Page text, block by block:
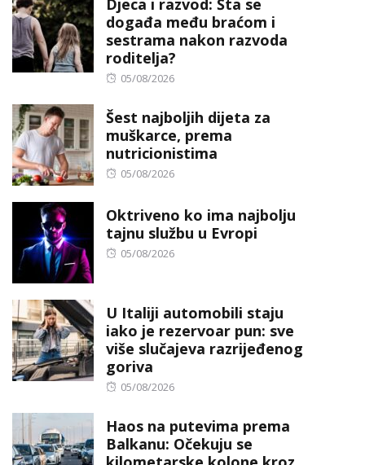
Djeca i razvod: Šta se
događa među braćom i
sestrama nakon razvoda
roditelja?
Posted
05/08/2026
Šest najboljih dijeta za
muškarce, prema
nutricionistima
Posted
05/08/2026
Oktriveno ko ima najbolju
tajnu službu u Evropi
Posted
05/08/2026
U Italiji automobili staju
iako je rezervoar pun: sve
više slučajeva razrijeđenog
goriva
Posted
05/08/2026
Haos na putevima prema
Balkanu: Očekuju se